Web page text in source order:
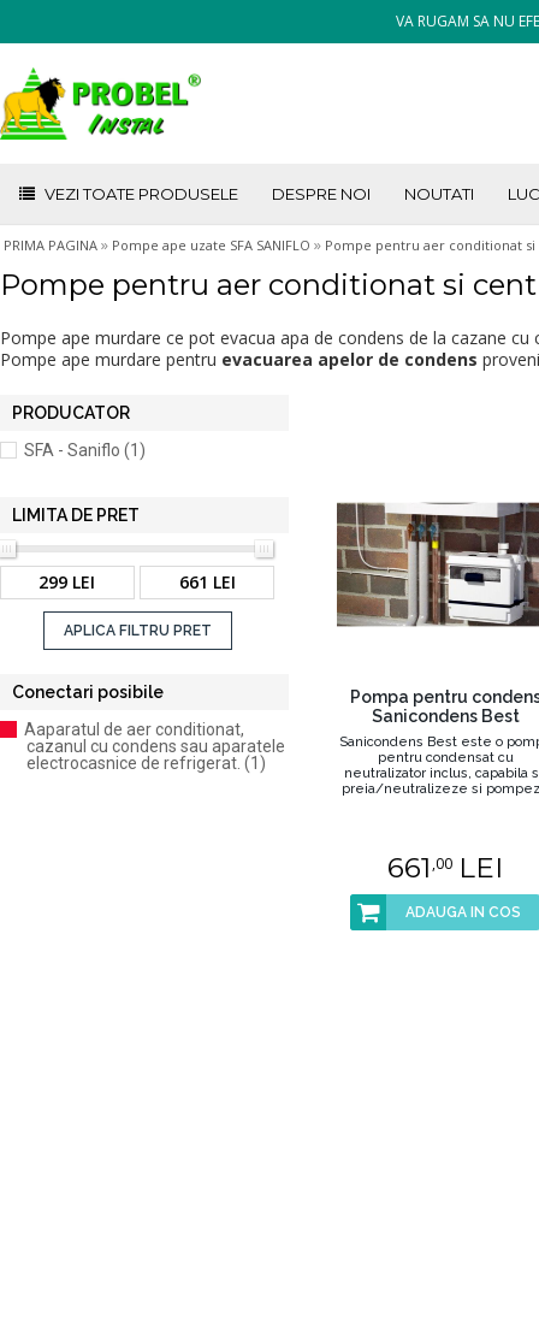
VA RUGAM SA NU
VEZI TOATE PRODUSELE DESPRE NOI NOUTATI
PRIMA PAGINA » Pompe ape uzate SFA SANIFLO » Pompe pentru aer conditionat
Pompe pentru aer conditionat si
Pompe ape murdare ce pot evacua apa de condens de la cazane
Pompe ape murdare pentru evacuarea apelor de condens
PRODUCATOR
SFA - Saniflo (1)
LIMITA DE PRET
299 LEI 661 LEI
APLICA FILTRU PRET
Conectari posibile
Aaparatul de aer conditionat,
cazanul cu condens sau aparatele
electrocasnice de refrigerat. (1)
Pompa pentru
Sanicondens Best
Sanicondens Best este o
pentru condensat cu
neutralizator inclus, capabila
preia/neutralizeze si
661 ,00LEI
ADAUGA IN COS